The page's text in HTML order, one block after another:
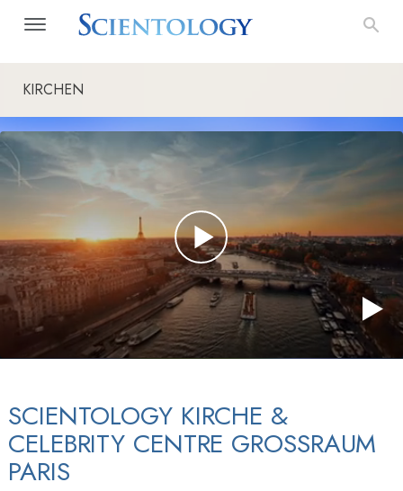
KIRCHEN
SCIENTOLOGY KIRCHE &
CELEBRITY CENTRE GROSSRAUM
PARIS